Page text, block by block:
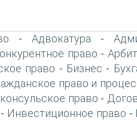
- Адвокатура -
право -
право - Бизнес -
право и
право -
- Инвестиционное право -